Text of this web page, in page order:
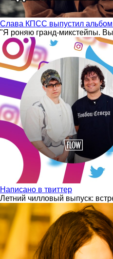
Слава КПСС выпустил
"Я роняю гранд-микстейпы.
Написано в твиттер
Летний чилловый выпуск: